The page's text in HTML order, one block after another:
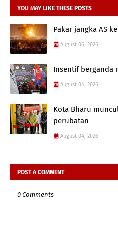
YOU MAY LIKE THESE POSTS
Pakar jangka AS
August 06, 2026
Insentif berganda
August 04, 2026
Kota Bharu
perubatan
August 04, 2026
POST A COMMENT
0 Comments